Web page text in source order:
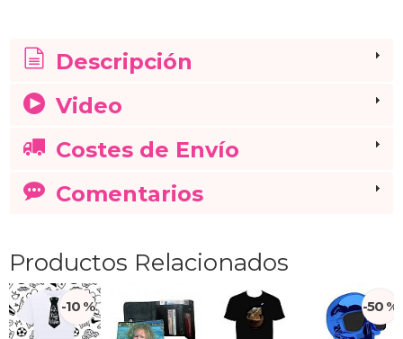
Descripción
Video
Costes de Envío
Comentarios
Productos Relacionados
-10 % -50 %